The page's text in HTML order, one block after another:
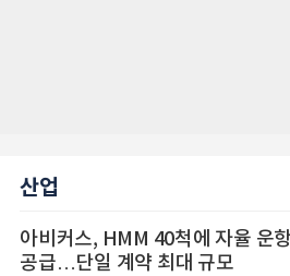
산업
아비커스, HMM 40척에 자율 운
공급…단일 계약 최대 규모